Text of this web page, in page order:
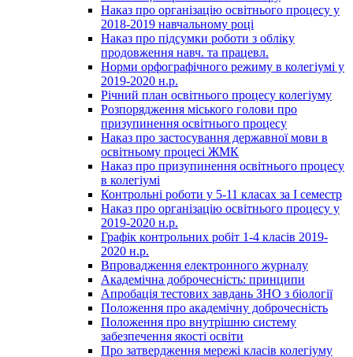
Наказ про організацію освітнього процесу у
2018-2019 навчальному році
Наказ про підсумки роботи з обліку
продовження навч. та працевл.
Норми орфографічного режиму в колегіумі у
2019-2020 н.р.
Річний план освітнього процесу колегіуму
Розпорядження міського голови про
призупинення освітнього процесу
Наказ про застосування державної мови в
освітньому процесі ЖМК
Наказ про призупинення освітнього процесу
в колегіумі
Контрольні роботи у 5-11 класах за І семестр
Наказ про організацію освітнього процесу у
2019-2020 н.р.
Графік контрольних робіт 1-4 класів 2019-
2020 н.р.
Впровадження електронного журналу
Академічна доброчесність: принципи
Апробація тестових завдань ЗНО з біології
Положення про академічну доброчесність
Положення про внутрішню систему
забезпечення якості освіти
Про затвердження мережі класів колегіуму